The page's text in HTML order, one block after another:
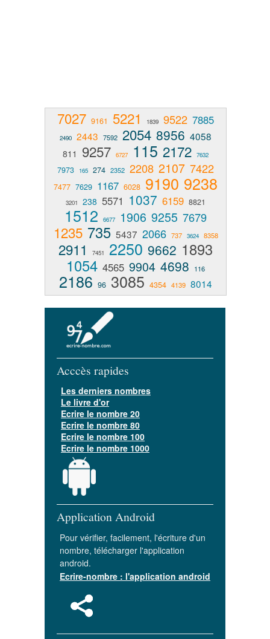
7027 9161 5221 1839 9522 7885
2490 2443 7592 2054 8956 4058
811 9257 6727 115 2172 7632
7973 165 274 2352 2208 2107 7422
7477 7629 1167 6028 9190 9238
3201 238 5571 1037 6159 8821
1512 6677 1906 9255 7679
1235 735 5437 2066 737 3624 8358
2911 7451 2250 9662 1893
1054 4565 9904 4698 116
2186 96 3085 4354 4139 8014
Acccès rapides
Les derniers nombres
Le livre d'or
Ecrire le nombre 20
Ecrire le nombre 80
Ecrire le nombre 100
Ecrire le nombre 1000
Application Android
Pour vérifier, facilement, l'écriture d'un
nombre, télécharger l'application
android.
Ecrire-nombre : l'application android